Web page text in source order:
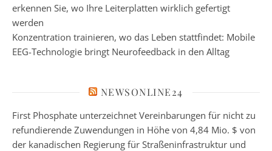
erkennen Sie, wo Ihre Leiterplatten wirklich gefertigt
werden
Konzentration trainieren, wo das Leben stattfindet: Mobile
EEG-Technologie bringt Neurofeedback in den Alltag
NEWSONLINE24
First Phosphate unterzeichnet Vereinbarungen für nicht zu
refundierende Zuwendungen in Höhe von 4,84 Mio. $ von
der kanadischen Regierung für Straßeninfrastruktur und